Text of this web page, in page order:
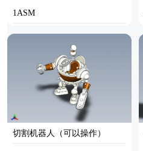
1ASM
STP
切割机器人（可以操作）